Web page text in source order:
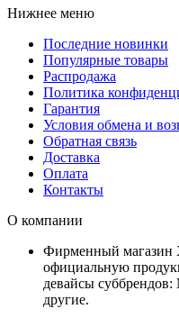
Нижнее меню
Последние новинки
Популярные товары
Распродажа
Политика
Гарантия
Условия обмена и
Обратная связь
Доставка
Оплата
Контакты
О компании
Фирменный магазин
официальную
девайсы
другие.